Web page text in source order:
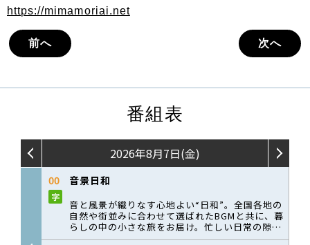
https://mimamoriai.net
前へ 次へ
番組表